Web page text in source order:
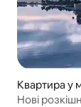
Квартира у
Нові